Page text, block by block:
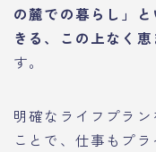
の麓での暮らし」
きる、この上なく
す。
明確なライフプラ
ことで、仕事もプ